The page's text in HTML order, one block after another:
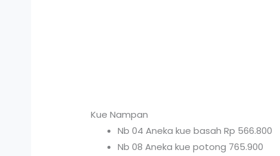
Kue Nampan
Nb 04 Aneka kue basah Rp 566.800
Nb 08 Aneka kue potong 765.900